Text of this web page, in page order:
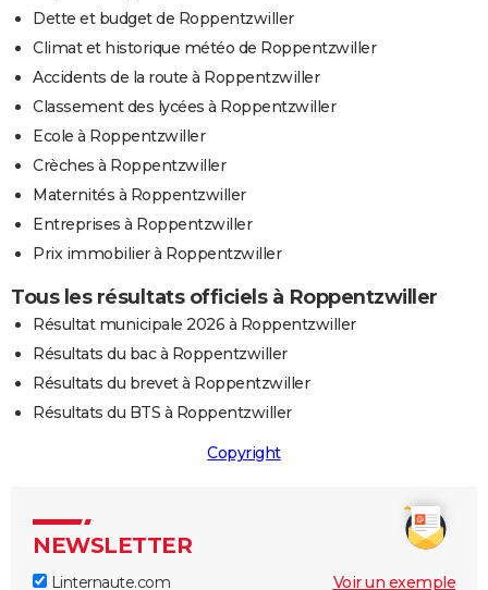
Dette et budget de Roppentzwiller
Climat et historique météo de Roppentzwiller
Accidents de la route à Roppentzwiller
Classement des lycées à Roppentzwiller
Ecole à Roppentzwiller
Crèches à Roppentzwiller
Maternités à Roppentzwiller
Entreprises à Roppentzwiller
Prix immobilier à Roppentzwiller
Tous les résultats officiels à Roppentzwiller
Résultat municipale 2026 à Roppentzwiller
Résultats du bac à Roppentzwiller
Résultats du brevet à Roppentzwiller
Résultats du BTS à Roppentzwiller
Copyright
NEWSLETTER
Linternaute.com Voir un exemple